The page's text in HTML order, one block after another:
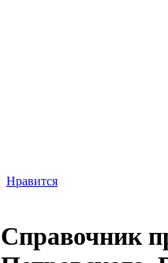
Нравится
Справочник